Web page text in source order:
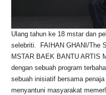
Ulang tahun ke 18 mstar dan
selebriti.  FAIHAN GHANI/The
MSTAR BAEK BANTU ARTIS
dengan sebuah program
sebuah inisiatif bersama
menyantuni masyarakat